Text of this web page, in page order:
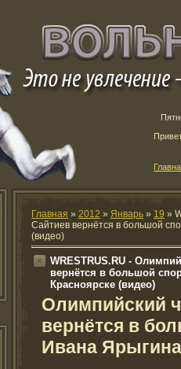
Главная » 2012 » Январь » 19 »
Сайтиев вернётся в большой
(видео)
WRESTRUS.RU -
вернётся в большой
Красноярске (видео)
Олимпийский
вернётся в
Ивана